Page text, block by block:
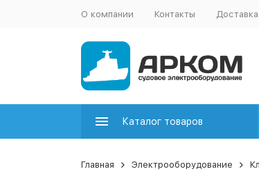
О компании Контакты Доставка
Каталог товаров
Главная Электрооборудование